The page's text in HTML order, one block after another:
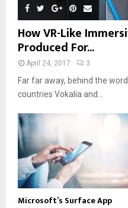
How VR-Like
Produced For...
April 24, 2017 3
Far far away, behind the
countries Vokalia and...
Microsoft’s Surface App